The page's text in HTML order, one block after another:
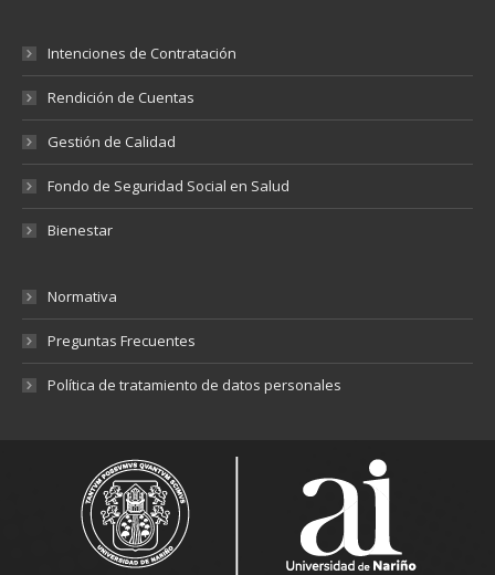
Intenciones de Contratación
Rendición de Cuentas
Gestión de Calidad
Fondo de Seguridad Social en Salud
Bienestar
Normativa
Preguntas Frecuentes
Política de tratamiento de datos personales